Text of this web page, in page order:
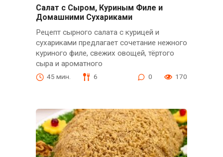
Салат с Сыром, Куриным Филе и
Домашними Сухариками
Рецепт сырного салата с курицей и
сухариками предлагает сочетание нежного
куриного филе, свежих овощей, тёртого
сыра и ароматного
45 мин. 6 0 170